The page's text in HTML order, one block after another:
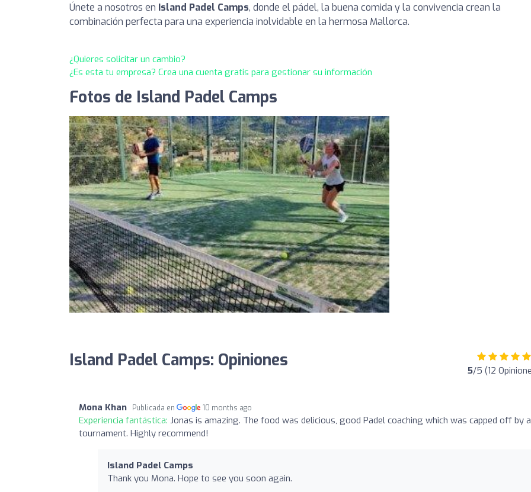
Únete a nosotros en Island Padel Camps, donde el pádel, la buena comida y la convivencia crean la
combinación perfecta para una experiencia inolvidable en la hermosa Mallorca.
¿Quieres solicitar un cambio?
¿Es esta tu empresa? Crea una cuenta gratis para gestionar su información
Fotos de Island Padel Camps
Island Padel Camps: Opiniones 5/5 (12
Mona Khan Publicada en 10 months ago
Experiencia fantástica: Jonas is amazing. The food was delicious, good Padel coaching which was capped off by
tournament. Highly recommend!
Island Padel Camps
Thank you Mona. Hope to see you soon again.